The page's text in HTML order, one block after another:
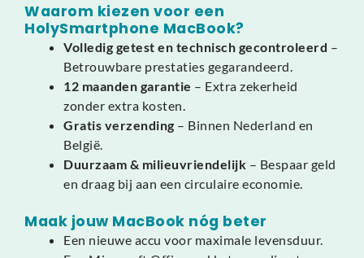
Waarom kiezen voor een
HolySmartphone MacBook?
Volledig getest en technisch gecontroleerd –
Betrouwbare prestaties gegarandeerd.
12 maanden garantie – Extra zekerheid
zonder extra kosten.
Gratis verzending – Binnen Nederland en
België.
Duurzaam & milieuvriendelijk – Bespaar geld
en draag bij aan een circulaire economie.
Maak jouw MacBook nóg beter
Een nieuwe accu voor maximale levensduur.